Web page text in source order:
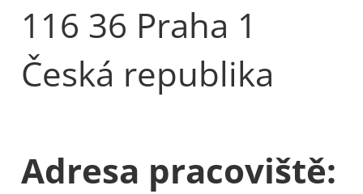
116 36 Praha 1
Česká republika
Adresa pracoviště: